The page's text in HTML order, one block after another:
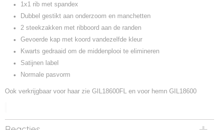
1x1 rib met spandex
Dubbel gestikt aan onderzoom en manchetten
2 steekzakken met ribboord aan de randen
Gevoerde kap met koord vandezelfde kleur
Kwarts gedraaid om de middenplooi te elimineren
Satijnen label
Normale pasvorm
Ook verkrijgbaar voor haar zie GIL18600FL en voor hemn GIL18600